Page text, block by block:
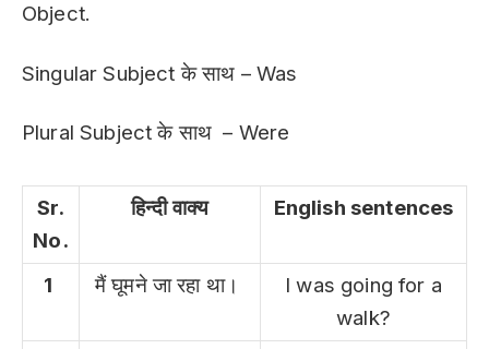
Object.
Singular Subject के साथ – Was
Plural Subject के साथ – Were
Sr.
No.
हिन्दी वाक्य English sentences
1 मैं घूमने जा रहा था।
I was going for a
walk?